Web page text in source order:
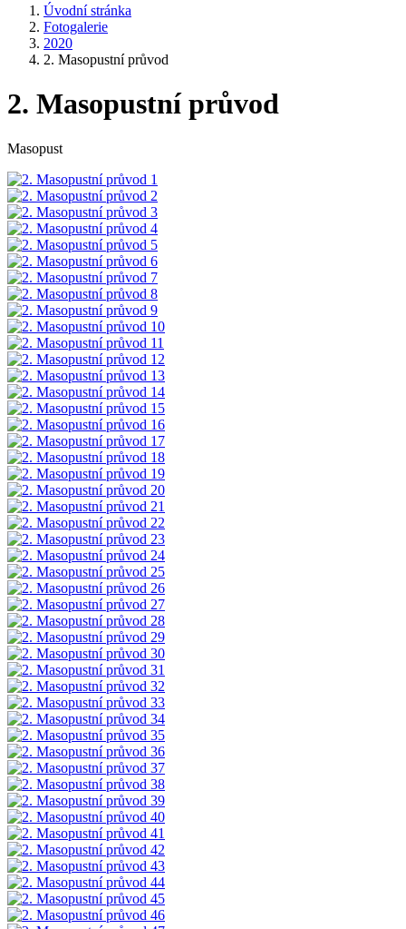
Úvodní stránka
Fotogalerie
2020
2. Masopustní průvod
2. Masopustní průvod
Masopust